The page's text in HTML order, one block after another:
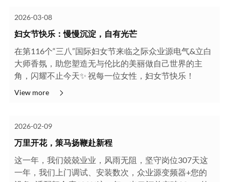
2026-03-08
妇女节快乐：慢慢沉淀，自有光芒
在第116个“三八”国际妇女节来临之际众业源电气&立白
大师香氛，助您塑造无与伦比的美丽做自己世界的主
角，闪耀不止今天✨ 祝每一位女性，妇女节快乐！
View more
2026-02-09
万里开花，策马扬鞭赴新程
这一年，我们兢兢业业，风雨无阻，坚守岗位307天这
一年，我们上门调试、安装数次，众业源变频器+您的